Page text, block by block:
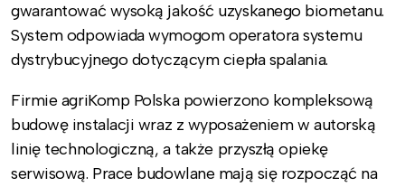
gwarantować wysoką jakość uzyskanego biometanu.
System odpowiada wymogom operatora systemu
dystrybucyjnego dotyczącym ciepła spalania.
Firmie agriKomp Polska powierzono kompleksową
budowę instalacji wraz z wyposażeniem w autorską
linię technologiczną, a także przyszłą opiekę
serwisową. Prace budowlane mają się rozpocząć na